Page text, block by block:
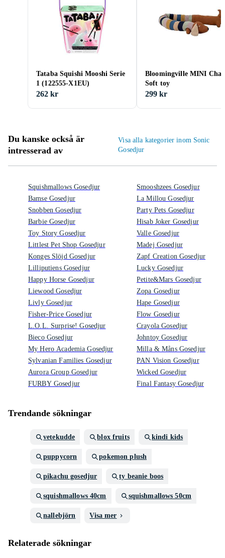
Tataba Squishi Mooshi Serie
1 (122555-X1EU)
262 kr
Bloomingville MINI
Soft toy
299 kr
Du kanske också är
intresserad av
Visa alla kategorier inom Sonic
Gosedjur
Squishmallows Gosedjur
Bamse Gosedjur
Snobben Gosedjur
Barbie Gosedjur
Toy Story Gosedjur
Littlest Pet Shop Gosedjur
Konges Slöjd Gosedjur
Lilliputiens Gosedjur
Happy Horse Gosedjur
Liewood Gosedjur
Livly Gosedjur
Fisher-Price Gosedjur
L.O.L. Surprise! Gosedjur
Bieco Gosedjur
My Hero Academia Gosedjur
Sylvanian Families Gosedjur
Aurora Group Gosedjur
FURBY Gosedjur
Smooshzees Gosedjur
La Millou Gosedjur
Party Pets Gosedjur
Hisab Joker Gosedjur
Valle Gosedjur
Madej Gosedjur
Zapf Creation Gosedjur
Lucky Gosedjur
Petite&Mars Gosedjur
Zopa Gosedjur
Hape Gosedjur
Flow Gosedjur
Crayola Gosedjur
Johntoy Gosedjur
Milla & Måns Gosedjur
PAN Vision Gosedjur
Wicked Gosedjur
Final Fantasy Gosedjur
Trendande sökningar
vetekudde blox fruits kindi kids
puppycorn pokemon plush
pikachu gosedjur ty beanie boos
squishmallows 40cm squishmallows 50cm
nallebjörn Visa mer
Relaterade sökningar